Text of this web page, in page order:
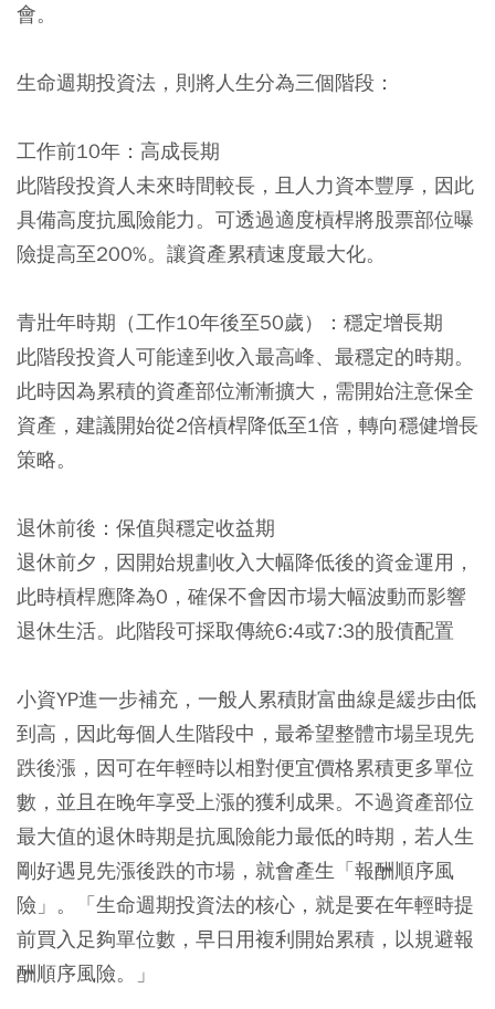
會。
生命週期投資法，則將人生分為三個階段：
工作前10年：高成長期
此階段投資人未來時間較長，且人力資本豐厚，因此
具備高度抗風險能力。可透過適度槓桿將股票部位曝
險提高至200%。讓資產累積速度最大化。
青壯年時期（工作10年後至50歲）：穩定增長期
此階段投資人可能達到收入最高峰、最穩定的時期。
此時因為累積的資產部位漸漸擴大，需開始注意保全
資產，建議開始從2倍槓桿降低至1倍，轉向穩健增長
策略。
退休前後：保值與穩定收益期
退休前夕，因開始規劃收入大幅降低後的資金運用，
此時槓桿應降為0，確保不會因市場大幅波動而影響
退休生活。此階段可採取傳統6:4或7:3的股債配置
小資YP進一步補充，一般人累積財富曲線是緩步由低
到高，因此每個人生階段中，最希望整體市場呈現先
跌後漲，因可在年輕時以相對便宜價格累積更多單位
數，並且在晚年享受上漲的獲利成果。不過資產部位
最大值的退休時期是抗風險能力最低的時期，若人生
剛好遇見先漲後跌的市場，就會產生「報酬順序風
險」。「生命週期投資法的核心，就是要在年輕時提
前買入足夠單位數，早日用複利開始累積，以規避報
酬順序風險。」